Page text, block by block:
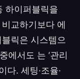
하이퍼블릭을
교하기보다 에
릭은 시스템으
에서도 는 ‘관리
다. 세팅·조율·